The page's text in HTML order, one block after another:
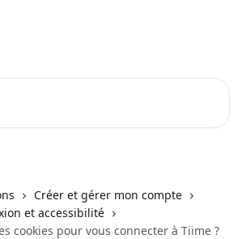
Créer et gérer mon compte
et accessibilité
cookies pour vous connecter à Tiime ?